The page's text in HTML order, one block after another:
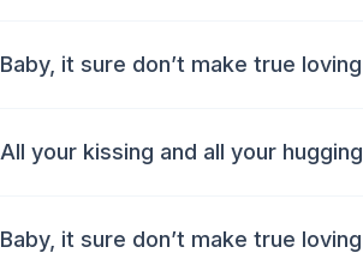
Baby, it sure don’t make true loving
All your kissing and all your hugging
Baby, it sure don’t make true loving